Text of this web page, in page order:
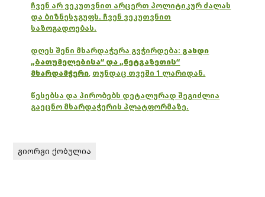
ჩვენ არ ვეკუთვნით არცერთ პოლიტიკურ ძალას
და ბიზნესჯგუფს. ჩვენ ვეკუთვნით
საზოგადოებას.
დღეს შენი მხარდაჭერა გვჭირდება: გახდი
„ბათუმელებისა“ და „ნეტგაზეთის“
მხარდამჭერი, თუნდაც თვეში 1 ლარიდან.
წესებსა და პირობებს დეტალურად შეგიძლია
გაეცნო მხარდაჭერის პლატფორმაზე.
გიორგი ქობულია